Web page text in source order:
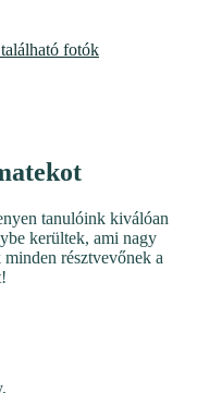
fotók
tanulóink kiválóan
kerültek, ami nagy
résztvevőnek a